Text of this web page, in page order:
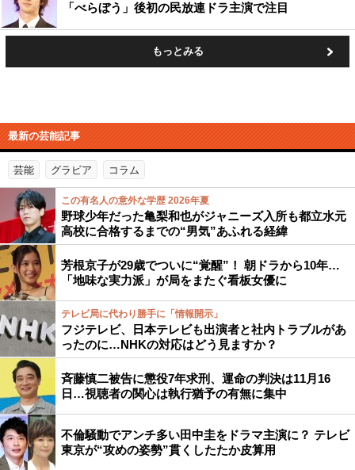
「べらぼう」後初の民放連ドラ主演で注目
もっとみる
最新の芸能記事
芸能 グラビア コラム
この有名人の意外な学歴 2026年夏
野球少年だった亀梨和也がジャニーズ入所も都立水元
高校に合格するまでの“男気”あふれる経緯
芳根京子が29歳でついに“覚醒”！ 朝ドラから10年…
「地味な実力派」が局をまたぐ看板女優に
テレビ局に代わり勝手に「情報開示」
フジテレビ、日本テレビも出演者と社内トラブルがあ
ったのに…NHKの対応はどう見ますか？
斉藤慎二被告に懲役7年求刑、運命の判決は11月16
日…視聴者の関心は執行猶予の有無に集中
不倫騒動でアンチ多い田中圭をドラマ主演に？ テレビ
東京が“攻めの姿勢”貫くしたたか皮算用